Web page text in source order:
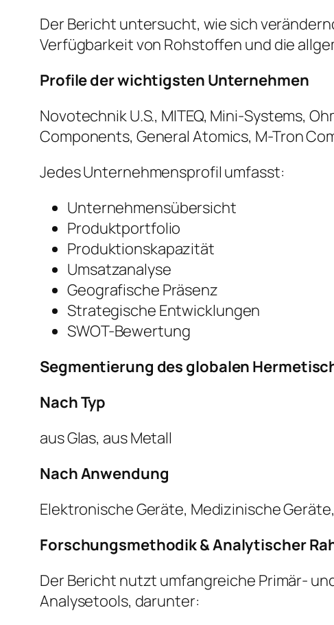
Der Bericht untersucht, wie sich
Verfügbarkeit von Rohstoffen und die
Profile der wichtigsten Unternehmen
Novotechnik U.S., MITEQ, Mini-Systems,
Components, General Atomics, M-Tron
Jedes Unternehmensprofil umfasst:
Unternehmensübersicht
Produktportfolio
Produktionskapazität
Umsatzanalyse
Geografische Präsenz
Strategische Entwicklungen
SWOT-Bewertung
Segmentierung des globalen
Nach Typ
aus Glas, aus Metall
Nach Anwendung
Elektronische Geräte, Medizinische
Forschungsmethodik & Analytischer
Der Bericht nutzt umfangreiche Primär-
Analysetools, darunter: